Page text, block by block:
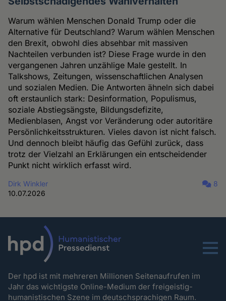
Warum wählen Menschen Donald Trump oder die
Alternative für Deutschland? Warum wählen Menschen
den Brexit, obwohl dies absehbar mit massiven
Nachteilen verbunden ist? Diese Frage wurde in den
vergangenen Jahren unzählige Male gestellt. In
Talkshows, Zeitungen, wissenschaftlichen Analysen
und sozialen Medien. Die Antworten ähneln sich dabei
oft erstaunlich stark: Desinformation, Populismus,
soziale Abstiegsängste, Bildungsdefizite,
Medienblasen, Angst vor Veränderung oder autoritäre
Persönlichkeitsstrukturen. Vieles davon ist nicht falsch.
Und dennoch bleibt häufig das Gefühl zurück, dass
trotz der Vielzahl an Erklärungen ein entscheidender
Punkt nicht wirklich erfasst wird.
Dirk Winkler
10.07.2026
8
Menu
Der hpd ist mit mehreren Millionen Seitenaufrufen im
Jahr das wichtigste Online-Medium der freigeistig-
humanistischen Szene im deutschsprachigen Raum.